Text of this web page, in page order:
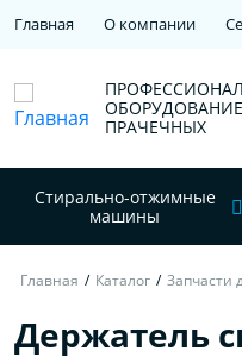
Главная О компании
ПРАЧЕЧНЫХ
Стирально-отжимные
машины
Главная / Каталог / Запчасти
Держатель